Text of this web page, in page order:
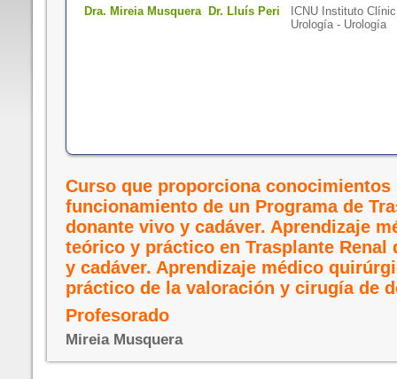
Dra. Mireia Musquera Dr. Lluís Peri
ICNU Instituto
Urología - Urología
Curso que proporciona conocimientos
funcionamiento de un Programa de
donante vivo y cadáver. Aprendizaje
teórico y práctico en Trasplante Renal
y cadáver. Aprendizaje médico
práctico de la valoración y cirugía de
Profesorado
Mireia Musquera